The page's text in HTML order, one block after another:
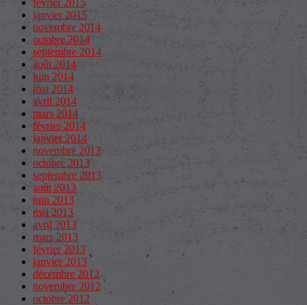
février 2015
janvier 2015
novembre 2014
octobre 2014
septembre 2014
août 2014
juin 2014
mai 2014
avril 2014
mars 2014
février 2014
janvier 2014
novembre 2013
octobre 2013
septembre 2013
août 2013
juin 2013
mai 2013
avril 2013
mars 2013
février 2013
janvier 2013
décembre 2012
novembre 2012
octobre 2012